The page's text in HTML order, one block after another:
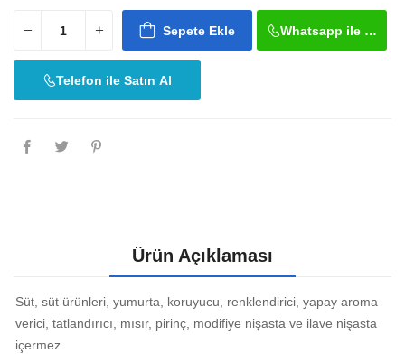
Sepete Ekle Whatsapp ile Satın
Telefon ile Satın Al
Ürün Açıklaması
Süt, süt ürünleri, yumurta, koruyucu, renklendirici, yapay aroma
verici, tatlandırıcı, mısır, pirinç, modifiye nişasta ve ilave nişasta
içermez.